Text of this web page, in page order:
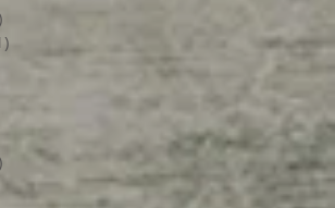
1 публикация
1 публикация